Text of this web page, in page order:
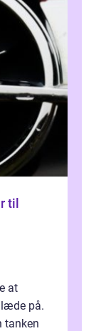
til
at
på.
tanken